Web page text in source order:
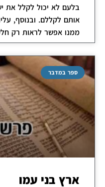
בלעם לא יכול לקלל את
אותם לקללם. ובנוסף,
ממנו אפשר לראות רק
ספר במדבר
ארץ בני עמו